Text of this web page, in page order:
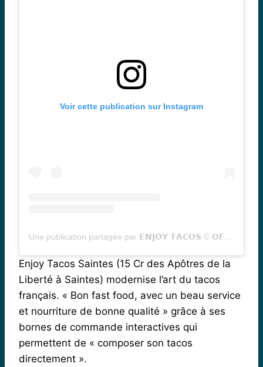
Voir cette publication sur Instagram
Enjoy Tacos Saintes (15 Cr des Apôtres de la
Liberté à Saintes) modernise l’art du tacos
français. « Bon fast food, avec un beau service
et nourriture de bonne qualité » grâce à ses
bornes de commande interactives qui
permettent de « composer son tacos
directement ».